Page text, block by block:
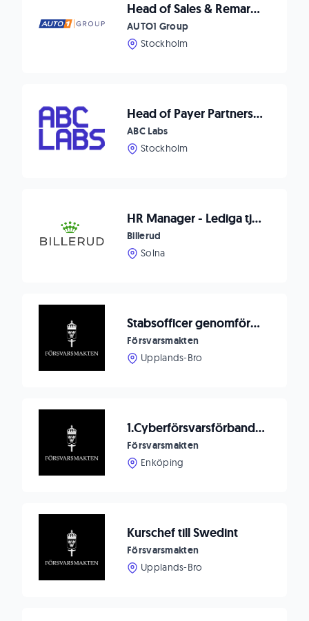
Head of Sales & Remarketing Nordics
AUTO1 Group
Stockholm
Head of Payer Partnerships & Growth
ABC Labs
Stockholm
HR Manager - Lediga tjänster
Billerud
Solna
Stabsofficer genomförare till Swedint
Försvarsmakten
Upplands-Bro
1.Cyberförsvarsförbandet söker avdelnings- och sektionschefer
Försvarsmakten
Enköping
Kurschef till Swedint
Försvarsmakten
Upplands-Bro